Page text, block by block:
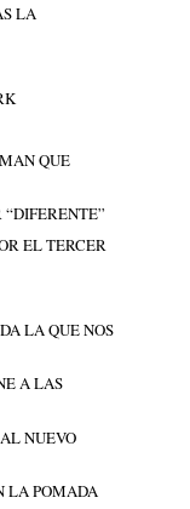
LA
QUE
EL TERCER
LA QUE NOS
A LAS
NUEVO
LA POMADA